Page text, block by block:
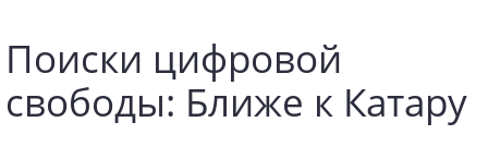
Поиски цифровой
свободы: Ближе к Катару